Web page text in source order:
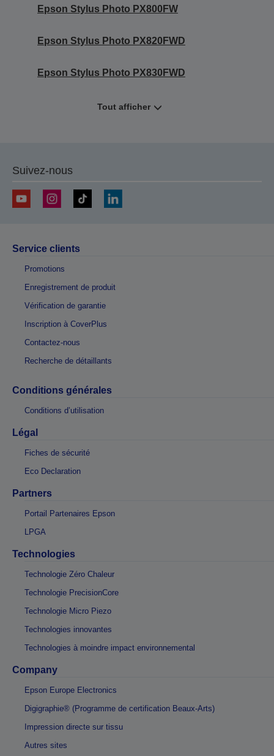
Epson Stylus Photo PX800FW
Epson Stylus Photo PX820FWD
Epson Stylus Photo PX830FWD
Tout afficher
Suivez-nous
Service clients
Promotions
Enregistrement de produit
Vérification de garantie
Inscription à CoverPlus
Contactez-nous
Recherche de détaillants
Conditions générales
Conditions d’utilisation
Légal
Fiches de sécurité
Eco Declaration
Partners
Portail Partenaires Epson
LPGA
Technologies
Technologie Zéro Chaleur
Technologie PrecisionCore
Technologie Micro Piezo
Technologies innovantes
Technologies à moindre impact environnemental
Company
Epson Europe Electronics
Digigraphie® (Programme de certification Beaux-Arts)
Impression directe sur tissu
Autres sites